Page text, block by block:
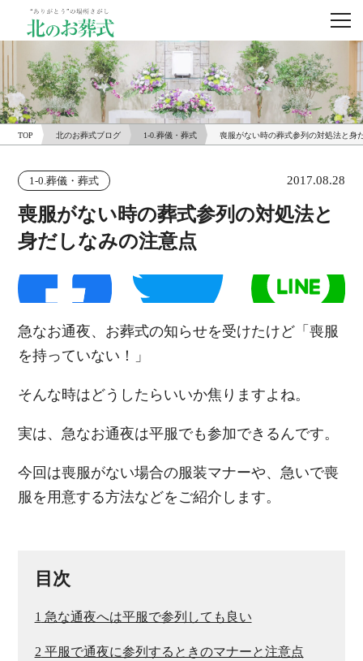
TOP 北のお葬式ブログ 1-0.葬儀・葬式 喪服がない時の葬式参列の対処法と身
1-0.葬儀・葬式 2017.08.28
喪服がない時の葬式参列の対処法と
身だしなみの注意点
急なお通夜、お葬式の知らせを受けたけど「喪服
を持っていない！」
そんな時はどうしたらいいか焦りますよね。
実は、急なお通夜は平服でも参加できるんです。
今回は喪服がない場合の服装マナーや、急いで喪
服を用意する方法などをご紹介します。
目次
1 急な通夜へは平服で参列しても良い
2平服で通夜に参列するときのマナーと注意点